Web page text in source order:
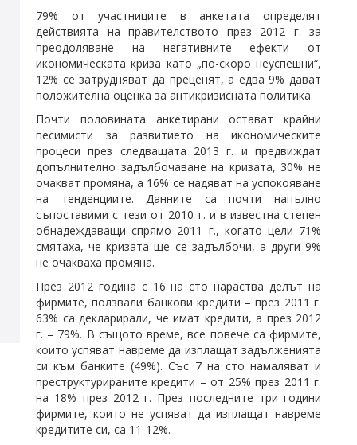
79% от участниците в анкетата определят
действията на правителството през 2012 г. за
преодоляване на негативните ефекти от
икономическата криза като „по-скоро неуспешни“,
12% се затрудняват да преценят, а едва 9% дават
положителна оценка за антикризисната политика.
Почти половината анкетирани остават крайни
песимисти за развитието на икономическите
процеси през следващата 2013 г. и предвиждат
допълнително задълбочаване на кризата, 30% не
очакват промяна, а 16% се надяват на успокояване
на тенденциите. Данните са почти напълно
съпоставими с тези от 2010 г. и в известна степен
обнадеждаващи спрямо 2011 г., когато цели 71%
смятаха, че кризата ще се задълбочи, а други 9%
не очакваха промяна.
През 2012 година с 16 на сто нараства делът на
фирмите, ползвали банкови кредити – през 2011 г.
63% са декларирали, че имат кредити, а през 2012
г. – 79%. В същото време, все повече са фирмите,
които успяват навреме да изплащат задълженията
си към банките (49%). Със 7 на сто намаляват и
преструктурираните кредити – от 25% през 2011 г.
на 18% през 2012 г. През последните три години
фирмите, които не успяват да изплащат навреме
кредитите си, са 11-12%.